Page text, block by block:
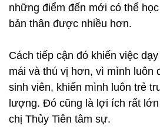
những điểm đến mới có thể
bản thân được nhiều hơn.
Cách tiếp cận đó khiến việc
mái và thú vị hơn, vì mình luôn
sinh viên, khiến mình luôn trẻ
lượng. Đó cũng là lợi ích rất lớn
chị Thủy Tiên tâm sự.